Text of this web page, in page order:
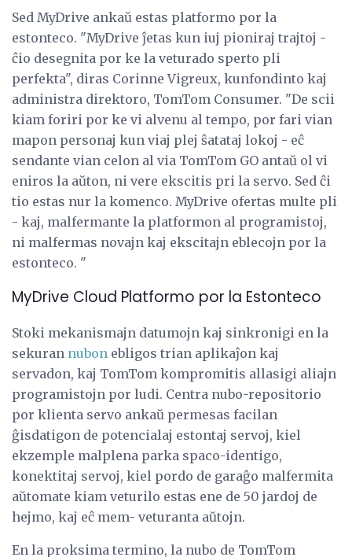
Sed MyDrive ankaŭ estas platformo por la
estonteco. "MyDrive ĵetas kun iuj pioniraj trajtoj -
ĉio desegnita por ke la veturado sperto pli
perfekta", diras Corinne Vigreux, kunfondinto kaj
administra direktoro, TomTom Consumer. "De scii
kiam foriri por ke vi alvenu al tempo, por fari vian
mapon personaj kun viaj plej ŝatataj lokoj - eĉ
sendante vian celon al via TomTom GO antaŭ ol vi
eniros la aŭton, ni vere ekscitis pri la servo. Sed ĉi
tio estas nur la komenco. MyDrive ofertas multe pli
- kaj, malfermante la platformon al programistoj,
ni malfermas novajn kaj ekscitajn eblecojn por la
estonteco. "
MyDrive Cloud Platformo por la Estonteco
Stoki mekanismajn datumojn kaj sinkronigi en la
sekuran nubon ebligos trian aplikaĵon kaj
servadon, kaj TomTom kompromitis allasigi aliajn
programistojn por ludi. Centra nubo-repositorio
por klienta servo ankaŭ permesas facilan
ĝisdatigon de potencialaj estontaj servoj, kiel
ekzemple malplena parka spaco-identigo,
konektitaj servoj, kiel pordo de garaĝo malfermita
aŭtomate kiam veturilo estas ene de 50 jardoj de
hejmo, kaj eĉ mem- veturanta aŭtojn.
En la proksima termino, la nubo de TomTom